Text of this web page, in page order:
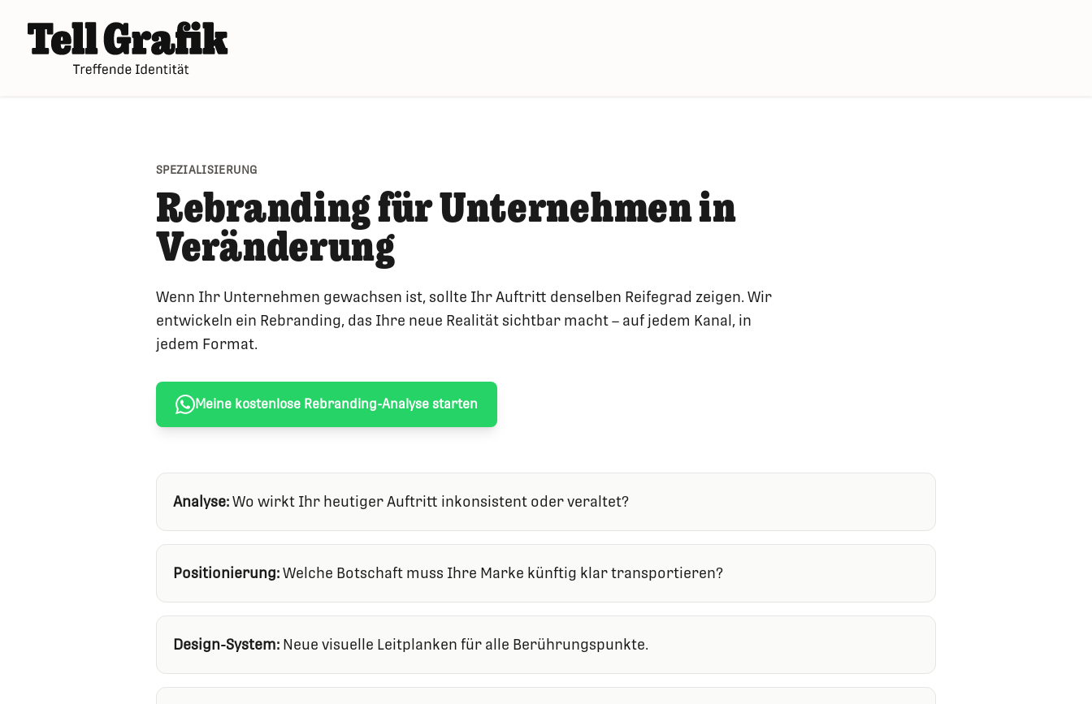
SPEZIALISIERUNG
Rebranding für Unternehmen in
Veränderung
Wenn Ihr Unternehmen gewachsen ist, sollte Ihr Auftritt denselben Reifegrad zeigen. Wir
entwickeln ein Rebranding, das Ihre neue Realität sichtbar macht – auf jedem Kanal, in
jedem Format.
Meine kostenlose Rebranding-Analyse starten
Analyse:Wo wirkt Ihr heutiger Auftritt inkonsistent oder veraltet?
Positionierung:Welche Botschaft muss Ihre Marke künftig klar transportieren?
Design-System: Neue visuelle Leitplanken für alle Berührungspunkte.